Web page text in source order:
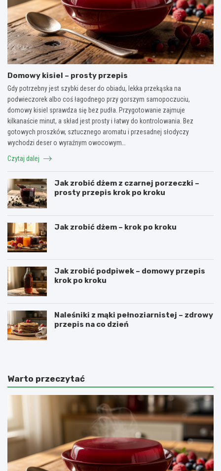
Domowy kisiel – prosty przepis
Gdy potrzebny jest szybki deser do obiadu, lekka przekąska na
podwieczorek albo coś łagodnego przy gorszym samopoczuciu,
domowy kisiel sprawdza się bez pudła. Przygotowanie zajmuje
kilkanaście minut, a skład jest prosty i łatwy do kontrolowania. Bez
gotowych proszków, sztucznego aromatu i przesadnej słodyczy
wychodzi deser o wyraźnym owocowym…
Czytaj dalej
Jak zrobić dżem z czarnej porzeczki –
prosty przepis krok po kroku
Jak zrobić dżem – krok po kroku
Jak zrobić podpiwek – domowy przepis
krok po kroku
Naleśniki z mąki pełnoziarnistej – zdrowy
przepis na co dzień
Warto przeczytać